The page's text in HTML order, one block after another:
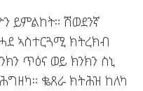
ይምልከት። ሽወደንኛ
ኣስተርጓሚ ክትረክብ
ጥዕና ወይ ክንክን ስኒ
ቈጸራ ክትሕዝ ከለካ